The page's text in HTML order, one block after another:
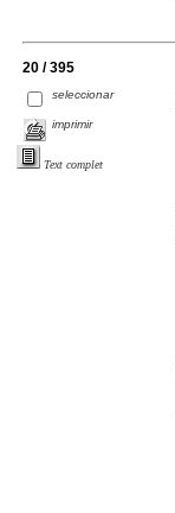
20 / 395
seleccionar
imprimir
Text complet